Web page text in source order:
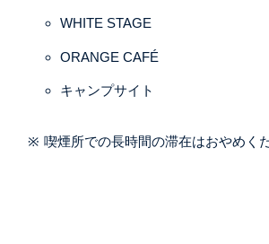
WHITE STAGE
ORANGE CAFÉ
キャンプサイト
喫煙所での長時間の滞在はおやめく